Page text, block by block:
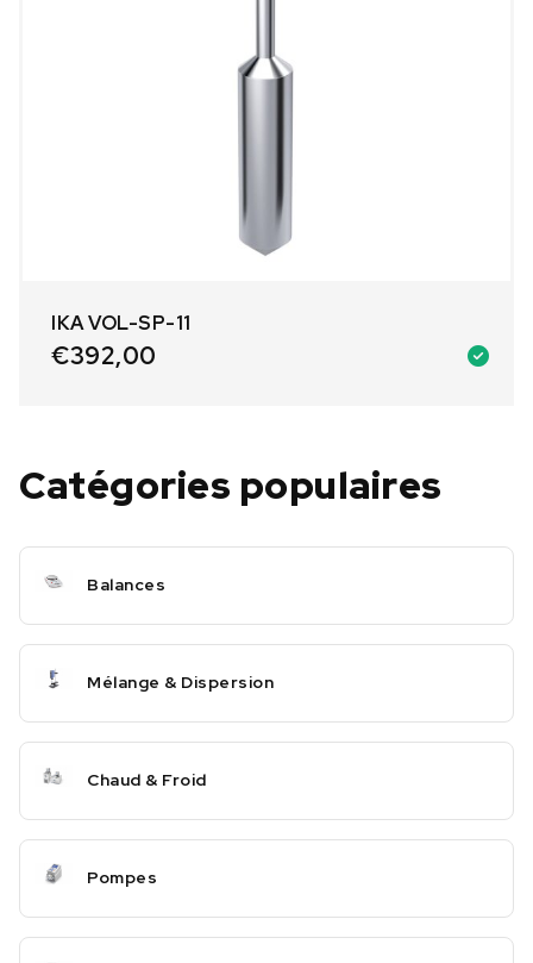
IKA VOL-SP-11
€392,00
Catégories populaires
Balances
Mélange & Dispersion
Chaud & Froid
Pompes